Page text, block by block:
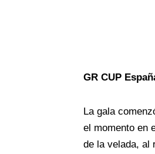
GR CUP
La gala
el momento en
de la velada, al